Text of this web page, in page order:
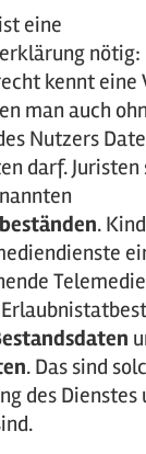
eine
nötig:
kennt eine
man auch
Nutzers
darf. Juristen
.
. Das sind
des